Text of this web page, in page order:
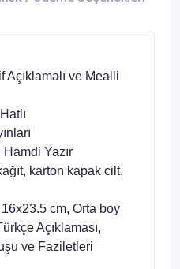
ve Mealli
Yazır
karton kapak cilt,
cm, Orta boy
Açıklaması,
ve Faziletleri